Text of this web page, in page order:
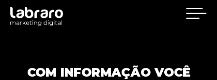
COM INFORMAÇÃO VOCÊ